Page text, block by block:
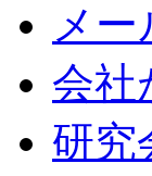
メ
会社
研究